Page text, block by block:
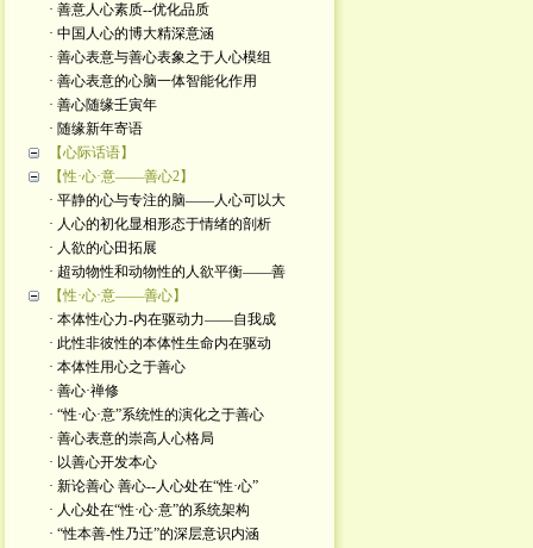
· 善意人心素质--优化品质
· 中国人心的博大精深意涵
· 善心表意与善心表象之于人心模组
· 善心表意的心脑一体智能化作用
· 善心随缘壬寅年
· 随缘新年寄语
【心际话语】
【性·心·意——善心2】
· 平静的心与专注的脑——人心可以大
· 人心的初化显相形态于情绪的剖析
· 人欲的心田拓展
· 超动物性和动物性的人欲平衡——善
【性·心·意——善心】
· 本体性心力-内在驱动力——自我成
· 此性非彼性的本体性生命内在驱动
· 本体性用心之于善心
· 善心·禅修
· “性·心·意”系统性的演化之于善心
· 善心表意的崇高人心格局
· 以善心开发本心
· 新论善心 善心--人心处在“性·心”
· 人心处在“性·心·意”的系统架构
· “性本善-性乃迁”的深层意识内涵